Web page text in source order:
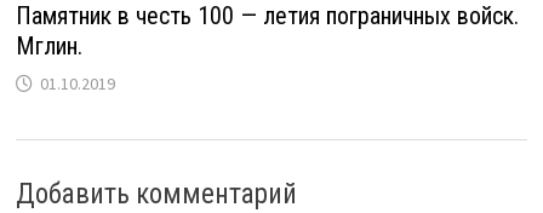
Памятник в честь 100 — летия пограничных войск.
Мглин.
01.10.2019
Добавить комментарий